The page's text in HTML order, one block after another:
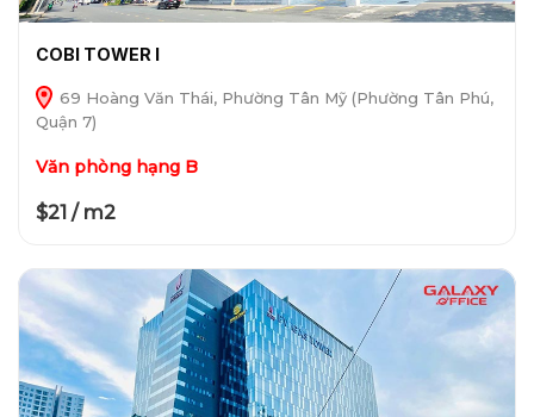
COBI TOWER I
69 Hoàng Văn Thái, Phường Tân Mỹ (Phường Tân Phú,
Quận 7)
Văn phòng hạng B
$21 / m2